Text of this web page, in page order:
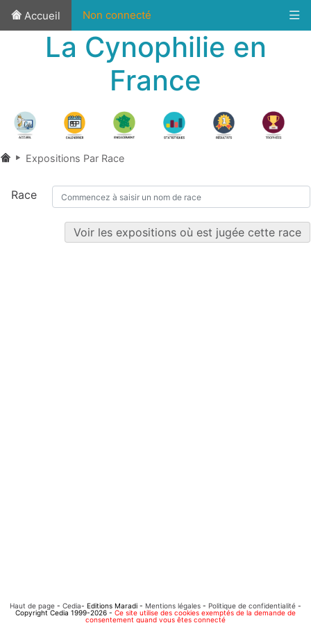
Accueil Non connecté
La Cynophilie en
France
Expositions Par Race
Race
Voir les expositions où est jugée cette race
Haut de page - Cedia- Editions Maradi - Mentions légales - Politique de confidentialité -
Copyright Cedia 1999-2026 - Ce site utilise des cookies exemptés de la demande de
consentement quand vous êtes connecté